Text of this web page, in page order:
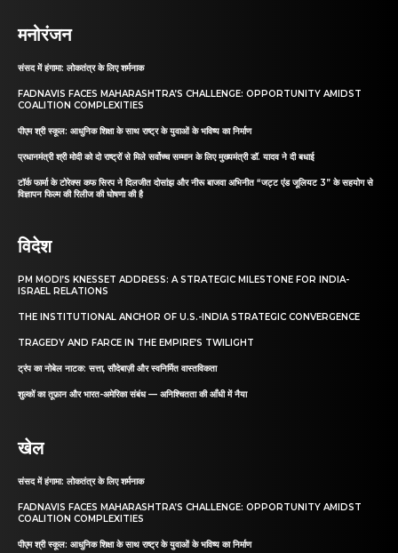
मनोरंजन
संसद में हंगामा: लोकतंत्र के लिए शर्मनाक
FADNAVIS FACES MAHARASHTRA’S CHALLENGE: OPPORTUNITY AMIDST
COALITION COMPLEXITIES
पीएम श्री स्कूल: आधुनिक शिक्षा के साथ राष्ट्र के युवाओं के भविष्य का निर्माण
प्रधानमंत्री श्री मोदी को दो राष्ट्रों से मिले सर्वोच्च सम्मान के लिए मुख्यमंत्री डॉ. यादव ने दी बधाई
टॉर्क फार्मा के टोरेक्स कफ सिरप ने दिलजीत दोसांझ और नीरू बाजवा अभिनीत “जट्ट एंड जूलियट 3” के सहयोग से
विज्ञापन फिल्म की रिलीज की घोषणा की है
विदेश
PM MODI’S KNESSET ADDRESS: A STRATEGIC MILESTONE FOR INDIA-
ISRAEL RELATIONS
THE INSTITUTIONAL ANCHOR OF U.S.-INDIA STRATEGIC CONVERGENCE
TRAGEDY AND FARCE IN THE EMPIRE’S TWILIGHT
ट्रंप का नोबेल नाटक: सत्ता, सौदेबाज़ी और स्वनिर्मित वास्तविकता
शुल्कों का तूफ़ान और भारत-अमेरिका संबंध — अनिश्चितता की आँधी में नैया
खेल
संसद में हंगामा: लोकतंत्र के लिए शर्मनाक
FADNAVIS FACES MAHARASHTRA’S CHALLENGE: OPPORTUNITY AMIDST
COALITION COMPLEXITIES
पीएम श्री स्कूल: आधुनिक शिक्षा के साथ राष्ट्र के युवाओं के भविष्य का निर्माण